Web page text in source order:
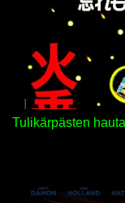
Tulikärpästen